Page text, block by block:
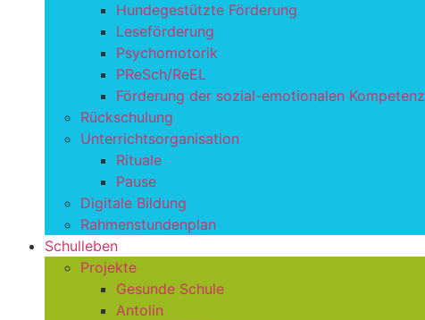
Hundegestützte Förderung
Leseförderung
Psychomotorik
PReSch/ReEL
Förderung der sozial-emotionalen Kompetenz
Rückschulung
Unterrichtsorganisation
Rituale
Pause
Digitale Bildung
Rahmenstundenplan
Schulleben
Projekte
Gesunde Schule
Antolin